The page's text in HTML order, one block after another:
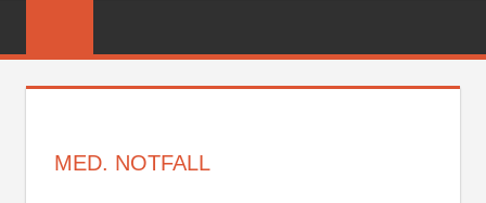
FEUERWEHR
MED. NOTFALL